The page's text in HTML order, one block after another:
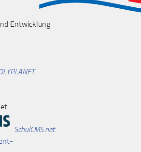
Entwicklung
SchulCMS.net